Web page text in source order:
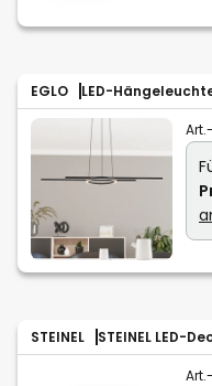
EGLO LED-
STEINEL STEINEL LED-